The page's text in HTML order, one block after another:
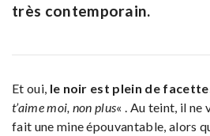
très contemporain.
Et oui, le noir est plein de
t’aime moi, non plus« . Au teint, il ne
fait une mine épouvantable, alors